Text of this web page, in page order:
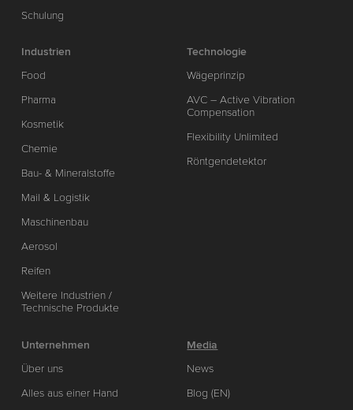
Schulung
Industrien
Food
Pharma
Kosmetik
Chemie
Bau- & Mineralstoffe
Mail & Logistik
Maschinenbau
Aerosol
Reifen
Weitere Industrien /
Technische Produkte
Technologie
Wägeprinzip
AVC – Active Vibration
Compensation
Flexibility Unlimited
Röntgendetektor
Unternehmen
Über uns
Alles aus einer Hand
Media
News
Blog (EN)